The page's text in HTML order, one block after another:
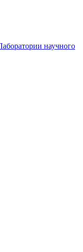
научного